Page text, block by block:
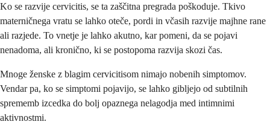
Ko se razvije cervicitis, se ta zaščitna pregrada poškoduje. Tkivo
materničnega vratu se lahko oteče, pordi in včasih razvije majhne rane
ali razjede. To vnetje je lahko akutno, kar pomeni, da se pojavi
nenadoma, ali kronično, ki se postopoma razvija skozi čas.
Mnoge ženske z blagim cervicitisom nimajo nobenih simptomov.
Vendar pa, ko se simptomi pojavijo, se lahko gibljejo od subtilnih
sprememb izcedka do bolj opaznega nelagodja med intimnimi
aktivnostmi.